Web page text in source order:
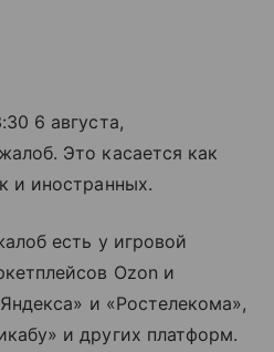
6 августа,
Это касается как
и иностранных.
есть у игровой
Ozon и
и «Ростелекома»,
и других платформ.